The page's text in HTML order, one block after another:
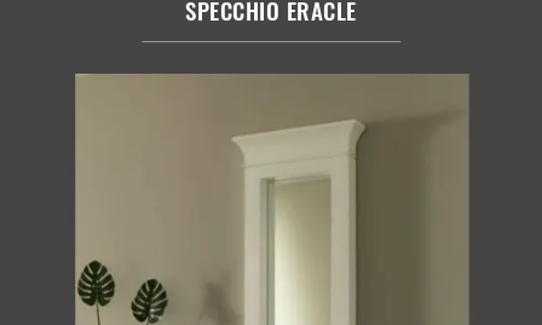
SPECCHIO ERACLE